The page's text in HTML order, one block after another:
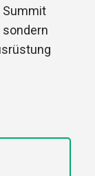
Summit